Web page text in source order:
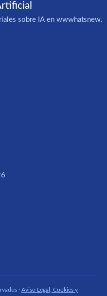
sobre IA en wwwhatsnew.
· Aviso Legal, Cookies y